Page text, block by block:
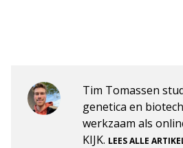
Tim Tomassen
genetica en
werkzaam als
KIJK. LEES ALLE